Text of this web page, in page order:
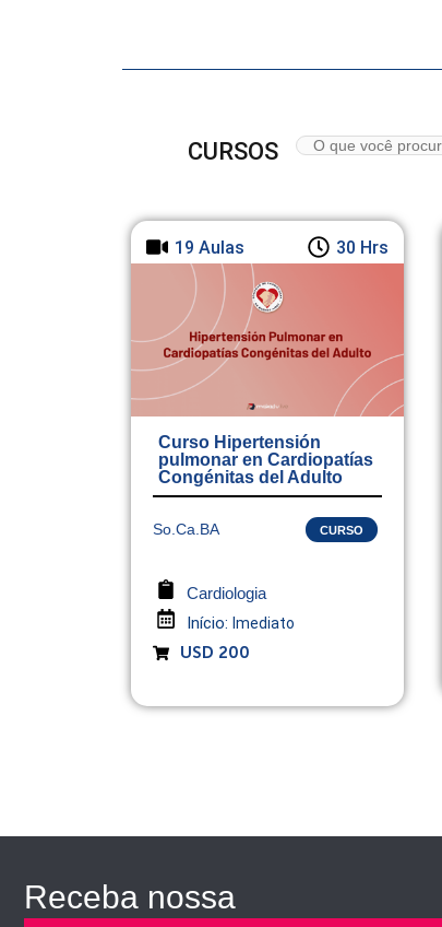
CURSOS
19 Aulas 30 Hrs
Curso Hipertensión
pulmonar en Cardiopatías
Congénitas del Adulto
So.Ca.BA CURSO
Cardiologia
Início: Imediato
USD 200
Receba nossa